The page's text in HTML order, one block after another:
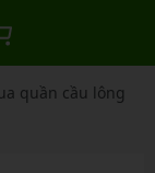
quần cầu lông